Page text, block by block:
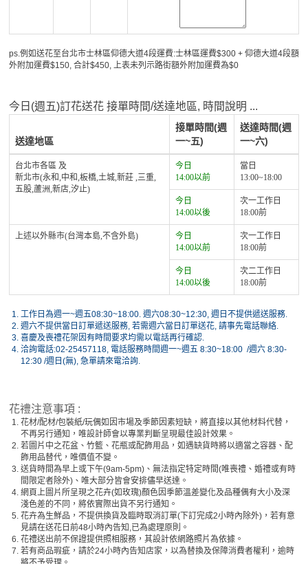
ps.例如送花至台北市士林區仰德大道4段運費:士林區運費$300 + 仰德大道4段額
外附加運費$150, 合計$450, 上表未列示路街額外附加運費為$0
今日(週五)訂花送花 接單時間/送達地區, 時間說明 ...
送達地區
接單時間(週
一~五)
送達時間(週
一~六)
台北市各區 及
新北市(永和,中和,板橋,土城,新莊 ,三重,
五股,蘆洲,新店,汐止)
今日
14:00以前
當日
13:00~18:00
今日
14:00以後
次一工作日
18:00前
上述以外縣市(台灣本島,不含外島)
今日
14:00以前
次一工作日
18:00前
今日
14:00以後
次二工作日
18:00前
1. 工作日為週一~週五08:30~18:00. 週六08:30~12:30, 週日不提供遞送服務.
2. 週六不提供當日訂單遞送服務, 若需週六當日訂單送花, 請事先電話聯絡.
3. 喜慶及喪禮花架因有時間要求均需以電話再行確認.
4. 洽詢電話:02-25457118, 電話服務時間週一~週五 8:30~18:00 /週六 8:30-
12:30 /週日(無), 急單請來電洽詢.
花禮注意事項 :
1. 花材/配材/包裝紙/玩偶如因市場及季節因素短缺，將直接以其他材料代替，
不再另行通知，唯設計師會以專業判斷呈現最佳設計效果。
2. 若圖片中之花盆、竹籃、花瓶或配飾用品，如遇缺貨時將以適當之容器、配
飾用品替代，唯價值不變。
3. 送貨時間為早上或下午(9am-5pm)、無法指定特定時間(唯喪禮、婚禮或有時
間限定者除外)、唯大部分皆會安排儘早送達。
4. 網頁上圖片所呈現之花卉(如玫瑰)顏色因季節溫差變化及品種偶有大小及深
淺色差的不同，將依實際出貨不另行通知。
5. 花卉為生鮮品，不提供換貨及臨時取消訂單(下訂完成2小時內除外)，若有意
見請在送花日前48小時內告知,已為處理原則。
6. 花禮送出前不保證提供照相服務，其設計依網路照片為依據。
7. 若有商品瑕疵，請於24小時內告知店家，以為替換及保障消費者權利，逾時